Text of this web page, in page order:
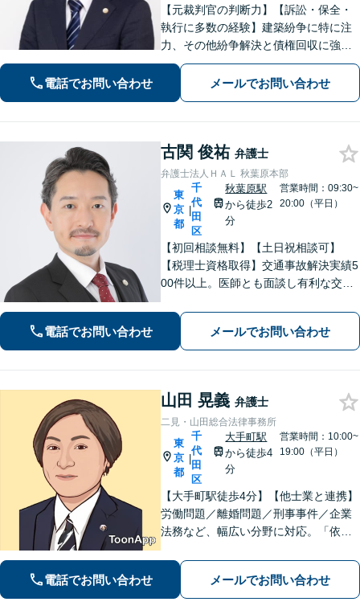
【元裁判官の判断力】【訴訟・保全・
執行に多数の経験】建築紛争に特に注
力、その他紛争解決と債権回収に強
み。1級建築士兼弁護士を擁する建築紛
争チームと連携し、複雑困難な事案、
渉外案件まで対応。迅速対応で、経営
電話でお問い合わせ メールでお問い合わせ
古関 俊祐 弁護士
弁護士法人ＨＡＬ 秋葉原本部
東
京
都
|
千
代
田
区
秋葉原駅
から徒歩2
分
営業時間：09:30~
20:00（平日）
【初回相談無料】【土日祝相談可】
【税理士資格取得】交通事故解決実績5
00件以上。医師とも面談し有利な交渉
の財産分与のノウハウ多数。相続時の
税金対策もお任せください。【夫婦カ
ウンセラー常駐】
電話でお問い合わせ メールでお問い合わせ
山田 晃義 弁護士
二見・山田総合法律事務所
東
京
都
|
千
代
田
区
大手町駅
から徒歩4
分
営業時間：10:00~
19:00（平日）
【大手町駅徒歩4分】【他士業と連携】
労働問題／離婚問題／刑事事件／企業
法務など、幅広い分野に対応。「依頼
士業との連携を強めており、ワンスト
ップサービスを提供しています。【初
回面談無料】【分割／後払い対応】
電話でお問い合わせ メールでお問い合わせ